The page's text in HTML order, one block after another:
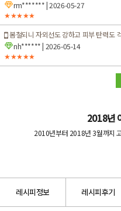
rm*******| 2026-05-27
★★★★★
봄철되니 자외선도 강하고 피부 탄력도
nh******| 2026-05-14
★★★★★
2018년
2010년부터 2018년 3월까지
레시피정보 레시피후기